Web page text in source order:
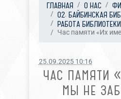
ГЛАВНАЯ О НАС
02. БАЙБИНСКАЯ
РАБОТА
Час памяти «Их
25.09.2025 10:16
ЧАС ПАМЯТИ
МЫ НЕ